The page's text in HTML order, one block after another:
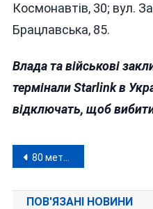
Космонавтів, 30; вул.
Брацлавська, 85.
Влада та військові
термінали Starlink в
відключать, щоб
Навігація
записів
80 метрів від берега і без шансів: на Вінниччині з річки знову дістали потопельника
ПОВ'ЯЗАНІ НОВИНИ